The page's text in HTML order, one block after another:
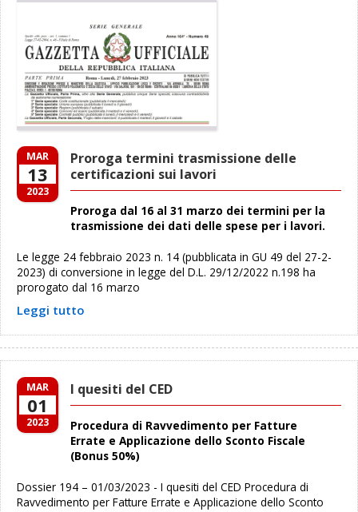
MAR
13
2023
Proroga termini trasmissione delle
certificazioni sui lavori
Proroga dal 16 al 31 marzo dei termini per la
trasmissione dei dati delle spese per i lavori.
Le legge 24 febbraio 2023 n. 14 (pubblicata in GU 49 del 27-2-
2023) di conversione in legge del D.L. 29/12/2022 n.198 ha
prorogato dal 16 marzo
Leggi tutto
MAR
01
2023
I quesiti del CED
Procedura di Ravvedimento per Fatture
Errate e Applicazione dello Sconto Fiscale
(Bonus 50%)
Dossier 194 – 01/03/2023 - I quesiti del CED Procedura di
Ravvedimento per Fatture Errate e Applicazione dello Sconto